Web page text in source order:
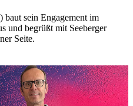
sein Engagement im
und begrüßt mit Seeberger
Seite.